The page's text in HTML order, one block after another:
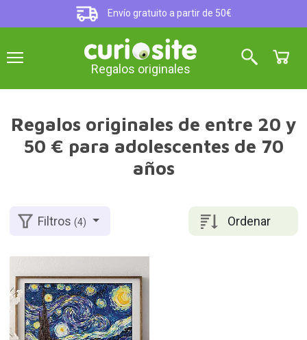
Envío gratuito a partir de 50€
Regalos originales
Regalos originales de entre 20 y
50 € para adolescentes de 70
años
Ordenar
Filtros(4)